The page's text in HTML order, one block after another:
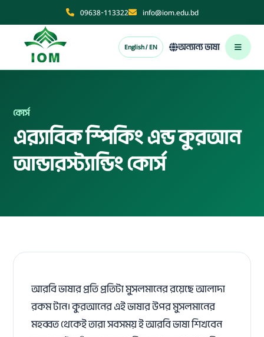
09638-113322 info@iom.edu.bd
English / EN অন্যান্য ভাষা
কোর্স
এর‍্যাবিক স্পিকিং এন্ড কুরআন
আন্ডারস্ট্যান্ডিং কোর্স
আরবি ভাষার প্রতি প্রতিটা মুসলমানের রয়েছে আলাদা
রকম টান। কুরআনের এই ভাষার উপর মুসলমানের
মহব্বত থেকেই তারা সবসময় ই আরবি ভাষা শিখবেন